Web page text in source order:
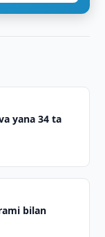
yana 34 ta
bilan